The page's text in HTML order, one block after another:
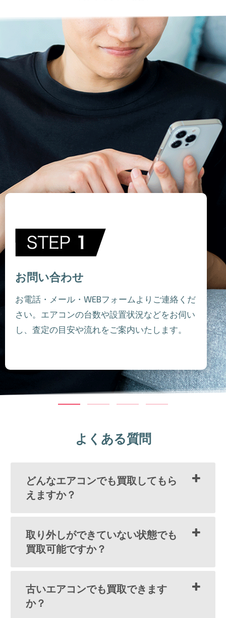
お問い合わせ
お電話・メール・WEBフォームよりご連絡くだ
さい。エアコンの台数や設置状況などをお伺い
し、査定の目安や流れをご案内いたします。
よくある質問
どんなエアコンでも買取してもら
えますか？
取り外しができていない状態でも
買取可能ですか？
古いエアコンでも買取できます
か？